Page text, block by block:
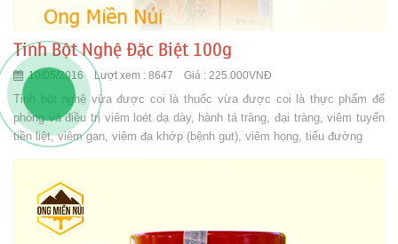
Tinh Bột Nghệ Đặc Biệt 100g
10/05/2016 Lượt xem : 8647 Giá : 225.000VNĐ
Tinh bột nghệ vừa được coi là thuốc vừa được coi là thực phẩm để
phòng và điều trị viêm loét dạ dày, hành tá tràng, đại tràng, viêm tuyến
tiền liệt, viêm gan, viêm đa khớp (bệnh gut), viêm họng, tiểu đường
0912351178
0912351178